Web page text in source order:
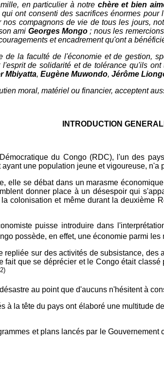
en particulier à notre chère et bien
qui ont consenti des sacrifices énormes
compagnons de vie de tous les jours,
ami Georges Mongo ; nous les
et encadrement qu'ont a
la faculté de l'économie et de gestion,
de solidarité et de tolérance qu'ils
Mbiyatta, Eugène Muwondo, Jérôme
moral, matériel ou financier, acceptent
INTRODUCTION
du Congo (RDC), l'un des
une population jeune et vigoureuse, n'a
elle se débat dans un marasme
donner place à un désespoir qui
colonisation et même durant la deuxième
puisse introduire dans
possède, en effet, une économie parmi
sur des activités de subsistance,
que se déprécier et le Congo était
au point que d'aucuns n'hésitent à
à la tête du pays ont élaboré une multitude
et plans lancés par le